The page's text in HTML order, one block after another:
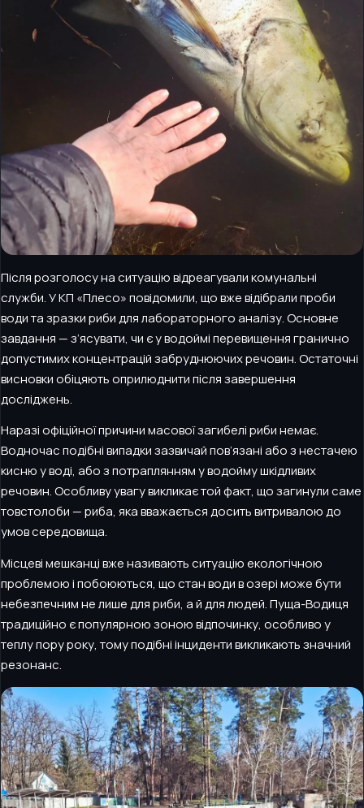
Після розголосу на ситуацію відреагували комунальні
служби. У КП «Плесо» повідомили, що вже відібрали проби
води та зразки риби для лабораторного аналізу. Основне
завдання — з’ясувати, чи є у водоймі перевищення гранично
допустимих концентрацій забруднюючих речовин. Остаточні
висновки обіцяють оприлюднити після завершення
досліджень.
Наразі офіційної причини масової загибелі риби немає.
Водночас подібні випадки зазвичай пов’язані або з нестачею
кисню у воді, або з потраплянням у водойму шкідливих
речовин. Особливу увагу викликає той факт, що загинули саме
товстолоби — риба, яка вважається досить витривалою до
умов середовища.
Місцеві мешканці вже називають ситуацію екологічною
проблемою і побоюються, що стан води в озері може бути
небезпечним не лише для риби, а й для людей. Пуща-Водиця
традиційно є популярною зоною відпочинку, особливо у
теплу пору року, тому подібні інциденти викликають значний
резонанс.